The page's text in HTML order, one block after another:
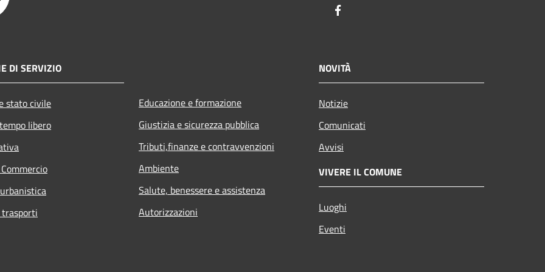
DI SERVIZIO
stato civile
libero
Educazione e formazione
Giustizia e sicurezza pubblica
Tributi,finanze e contravvenzioni
Ambiente
Salute, benessere e assistenza
Autorizzazioni
NOVITÀ
Notizie
Comunicati
Avvisi
VIVERE IL COMUNE
Luoghi
Eventi